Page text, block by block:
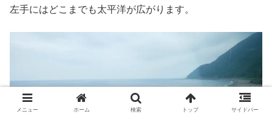
左手にはどこまでも太平洋が広がります。
メニュー ホーム 検索 トップ サイドバー